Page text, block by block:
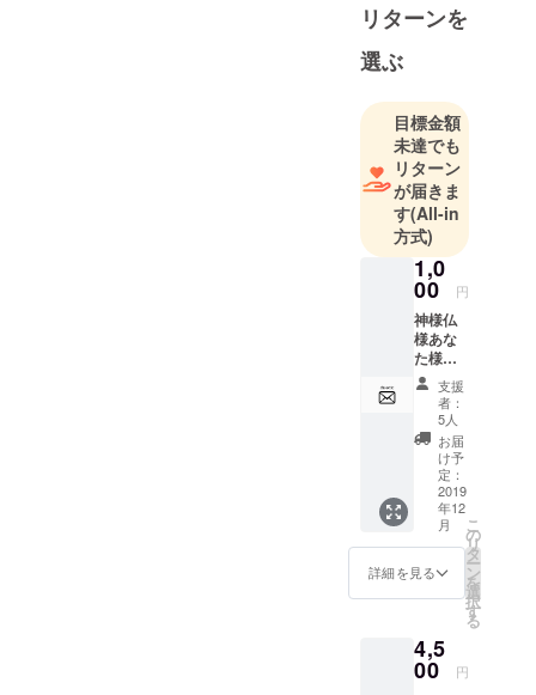
がシャン
プーを使わ
ない湯シャ
ンをしてお
り、プロの
知識と経験
をもとに湯
シャンを広
めている。
オーナー濱
田が湯シャ
ンを快適に
続けるため
のアイテ
ム、界面活
用・完全無
〈RESTAUR
ER／レスト
レ〉を三年
の月日をか
け開発。同
ケア用に商
品化。頭皮
リターンを
選ぶ
目標金額
未達でも
リターン
が届きま
す(All-in
方式)
1,0
00 円
神様仏
様あな
た様！
あたた
かい応
援のお
気持ち
ありが
とうご
ざいま
す！！
chouett
eから感
謝の気
持ちを
込めま
〈サン
キュー
メー
支援
者：
5人
お届
け予
定：
2019
年12
月
詳細を見る
こ
の
リ
タ
ー
ン
を
選
択
す
る
4,5
00 円